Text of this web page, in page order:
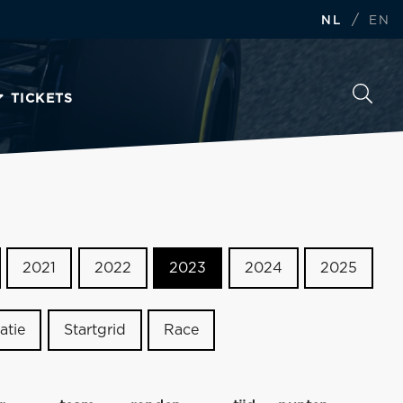
NL / EN
TICKETS
2021 2022 2023 2024 2025
Startgrid Race